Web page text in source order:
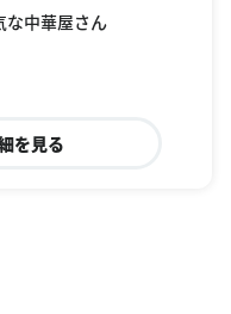
な中華屋さん
を見る